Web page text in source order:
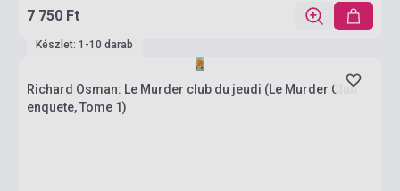
7 750 Ft
Készlet: 1-10 darab
Richard Osman: Le Murder club du jeudi (Le Murder Club
enquete, Tome 1)